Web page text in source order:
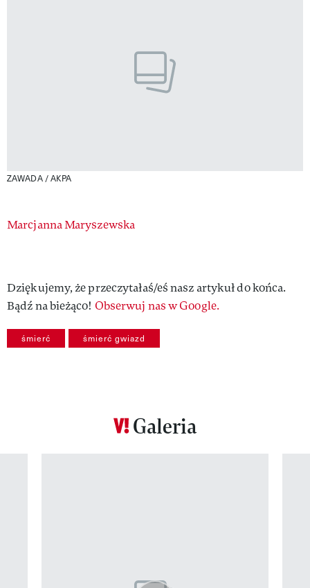
ZAWADA / AKPA
Authors
Marcjanna Maryszewska
Dziękujemy, że przeczytałaś/eś nasz artykuł do końca.
Bądź na bieżąco! Obserwuj nas w Google.
śmierć śmierć gwiazd
Galeria